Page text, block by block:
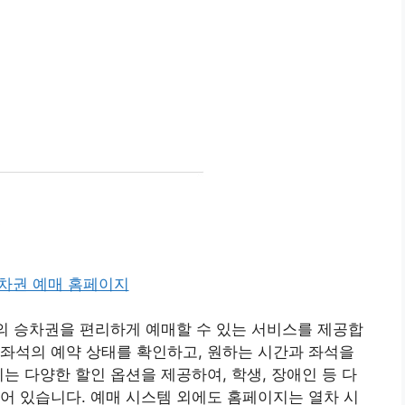
승차권을 편리하게 예매할 수 있는 서비스를 제공합
석의 예약 상태를 확인하고, 원하는 시간과 좌석을
다양한 할인 옵션을 제공하여, 학생, 장애인 등 다
있습니다. 예매 시스템 외에도 홈페이지는 열차 시